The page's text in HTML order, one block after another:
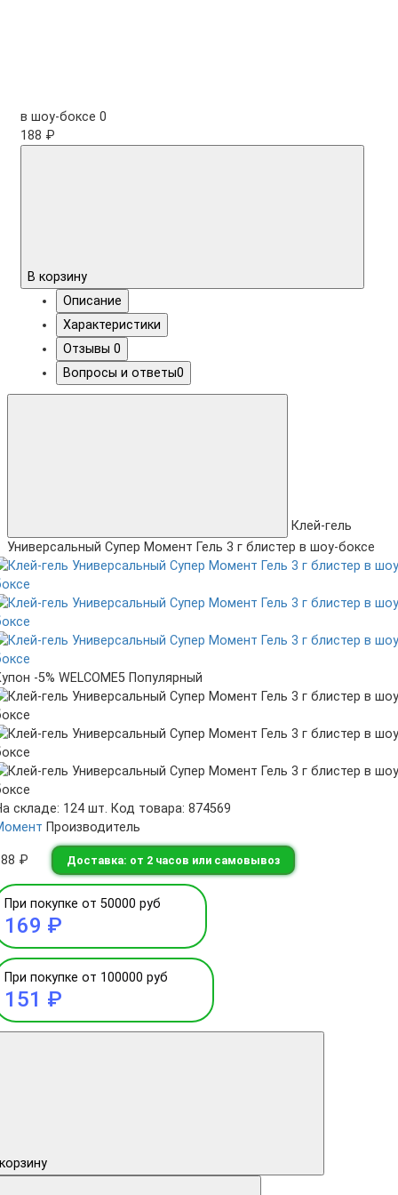
в шоу-боксе 0
188 ₽
В корзину
Описание
Характеристики
Отзывы 0
Вопросы и ответы0
Клей-гель
Универсальный Супер Момент Гель 3 г блистер в шоу-боксе
-5% WELCOME5 Популярный
складе: 124 шт. Код товара: 874569
Производитель
₽ Доставка: от 2 часов или самовывоз
При покупке от 50000 руб
169 ₽
При покупке от 100000 руб
151 ₽